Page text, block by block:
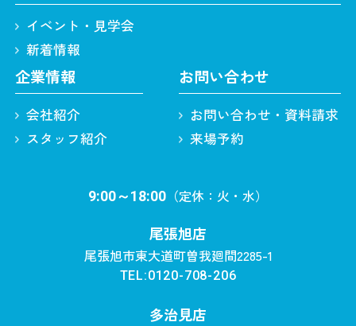
9:00～18:00 （定休：火・水）
尾張旭店
尾張旭市東大道町曽我廻間2285-1
TEL:0120-708-206
多治見店
イベント・見学会
新着情報
企業情報
会社紹介
スタッフ紹介
お問い合わせ
お問い合わせ・資料請求
来場予約